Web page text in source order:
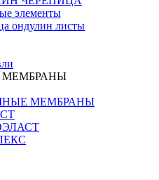
элементы
ондулин листы
МЕМБРАНЫ